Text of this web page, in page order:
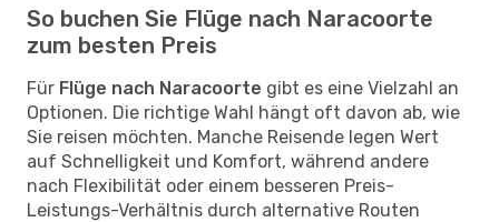
So buchen Sie Flüge nach Naracoorte
zum besten Preis
Für Flüge nach Naracoorte gibt es eine Vielzahl an
Optionen. Die richtige Wahl hängt oft davon ab, wie
Sie reisen möchten. Manche Reisende legen Wert
auf Schnelligkeit und Komfort, während andere
nach Flexibilität oder einem besseren Preis-
Leistungs-Verhältnis durch alternative Routen